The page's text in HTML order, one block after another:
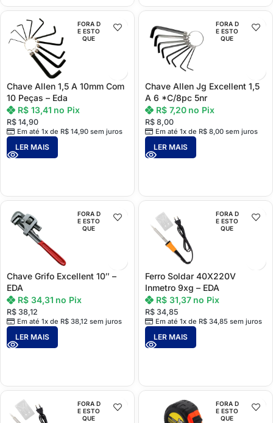
FORA D
E ESTO
QUE
Chave Allen 1,5 A 10mm Com
10 Peças – Eda
R$ 14,90
Em até 1x de R$14,90sem juros
R$13,41 no Pix
LER MAIS
FORA D
E ESTO
QUE
Chave Allen Jg Excellent 1,5
A 6 *C/8pc 5nr
R$ 8,00
Em até 1x de R$8,00sem juros
R$7,20 no Pix
LER MAIS
FORA D
E ESTO
QUE
Chave Grifo Excellent 10″ –
EDA
R$ 38,12
Em até 1x de R$38,12 sem juros
R$34,31 no Pix
LER MAIS
FORA D
E ESTO
QUE
Ferro Soldar 40X220V
Inmetro 9xg – EDA
R$ 34,85
Em até 1x de R$34,85 sem juros
R$31,37 no Pix
LER MAIS
FORA D
E ESTO
QUE
FORA D
E ESTO
QUE